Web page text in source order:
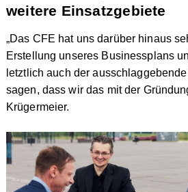
weitere Einsatzgebiete
„Das CFE hat uns darüber hinaus
Erstellung unseres Businessplans
letztlich auch der
sagen, dass wir das mit der
Krügermeier.